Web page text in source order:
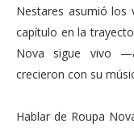
Nestares asumió los
capítulo en la
Nova sigue vivo
crecieron con su
Hablar de Roupa